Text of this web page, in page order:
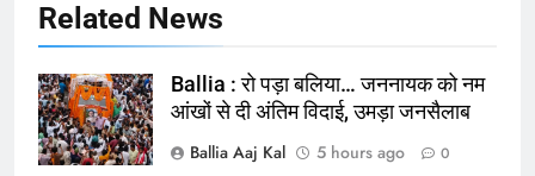
Related News
Ballia : रो पड़ा बलिया… जननायक को नम
आंखों से दी अंतिम विदाई, उमड़ा जनसैलाब
Ballia Aaj Kal
5 hours ago 0